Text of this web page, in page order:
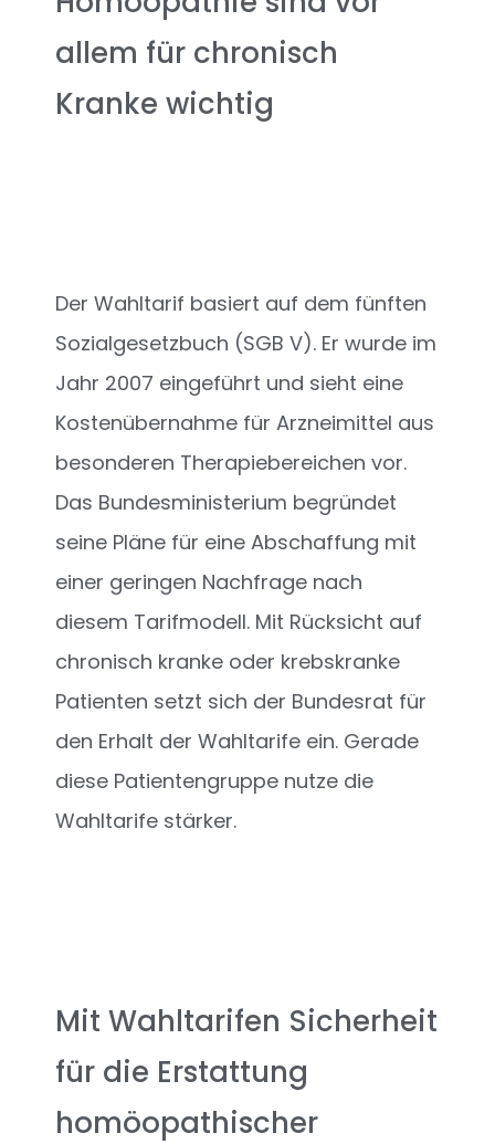
allem für chronisch
Kranke wichtig
Der Wahltarif basiert auf dem fünften
Sozialgesetzbuch (SGB V). Er wurde im
Jahr 2007 eingeführt und sieht eine
Kostenübernahme für Arzneimittel aus
besonderen Therapiebereichen vor.
Das Bundesministerium begründet
seine Pläne für eine Abschaffung mit
einer geringen Nachfrage nach
diesem Tarifmodell. Mit Rücksicht auf
chronisch kranke oder krebskranke
Patienten setzt sich der Bundesrat für
den Erhalt der Wahltarife ein. Gerade
diese Patientengruppe nutze die
Wahltarife stärker.
Mit Wahltarifen Sicherheit
für die Erstattung
homöopathischer